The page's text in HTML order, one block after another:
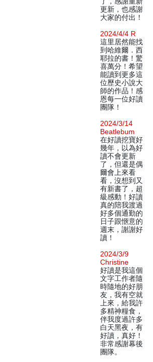
更新，也感謝
大家的付出！
2024/4/4 R
這里居然能找
到哈維爾．西
耶拉的書！驚
喜萬分！希望
能讀到更多這
位歷史小說大
師的作品！感
恩每一位好讀
團隊！
2024/3/14
Beatlebum
在好讀挖寶好
幾年，以為好
讀不會更新
了，但還是偶
爾會上來看
看，沒想到又
有新書了，超
級感動！好讀
真的陪我渡過
好多個通勤的
日子跟愜意的
週末，謝謝好
讀！
2024/3/9
Christine
好讀是我這個
文字工作者隨
時隨地的好朋
友，我有空就
上來，給我許
多精神糧食，
伴我度過許多
白天黑夜，有
好讀，真好！
非常感謝幕後
團隊。